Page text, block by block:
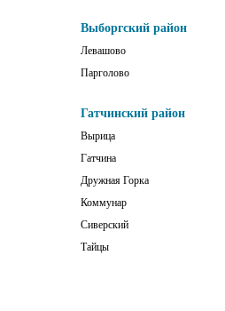
Выборгский район
Левашово
Парголово
Гатчинский район
Вырица
Гатчина
Дружная Горка
Коммунар
Сиверский
Тайцы